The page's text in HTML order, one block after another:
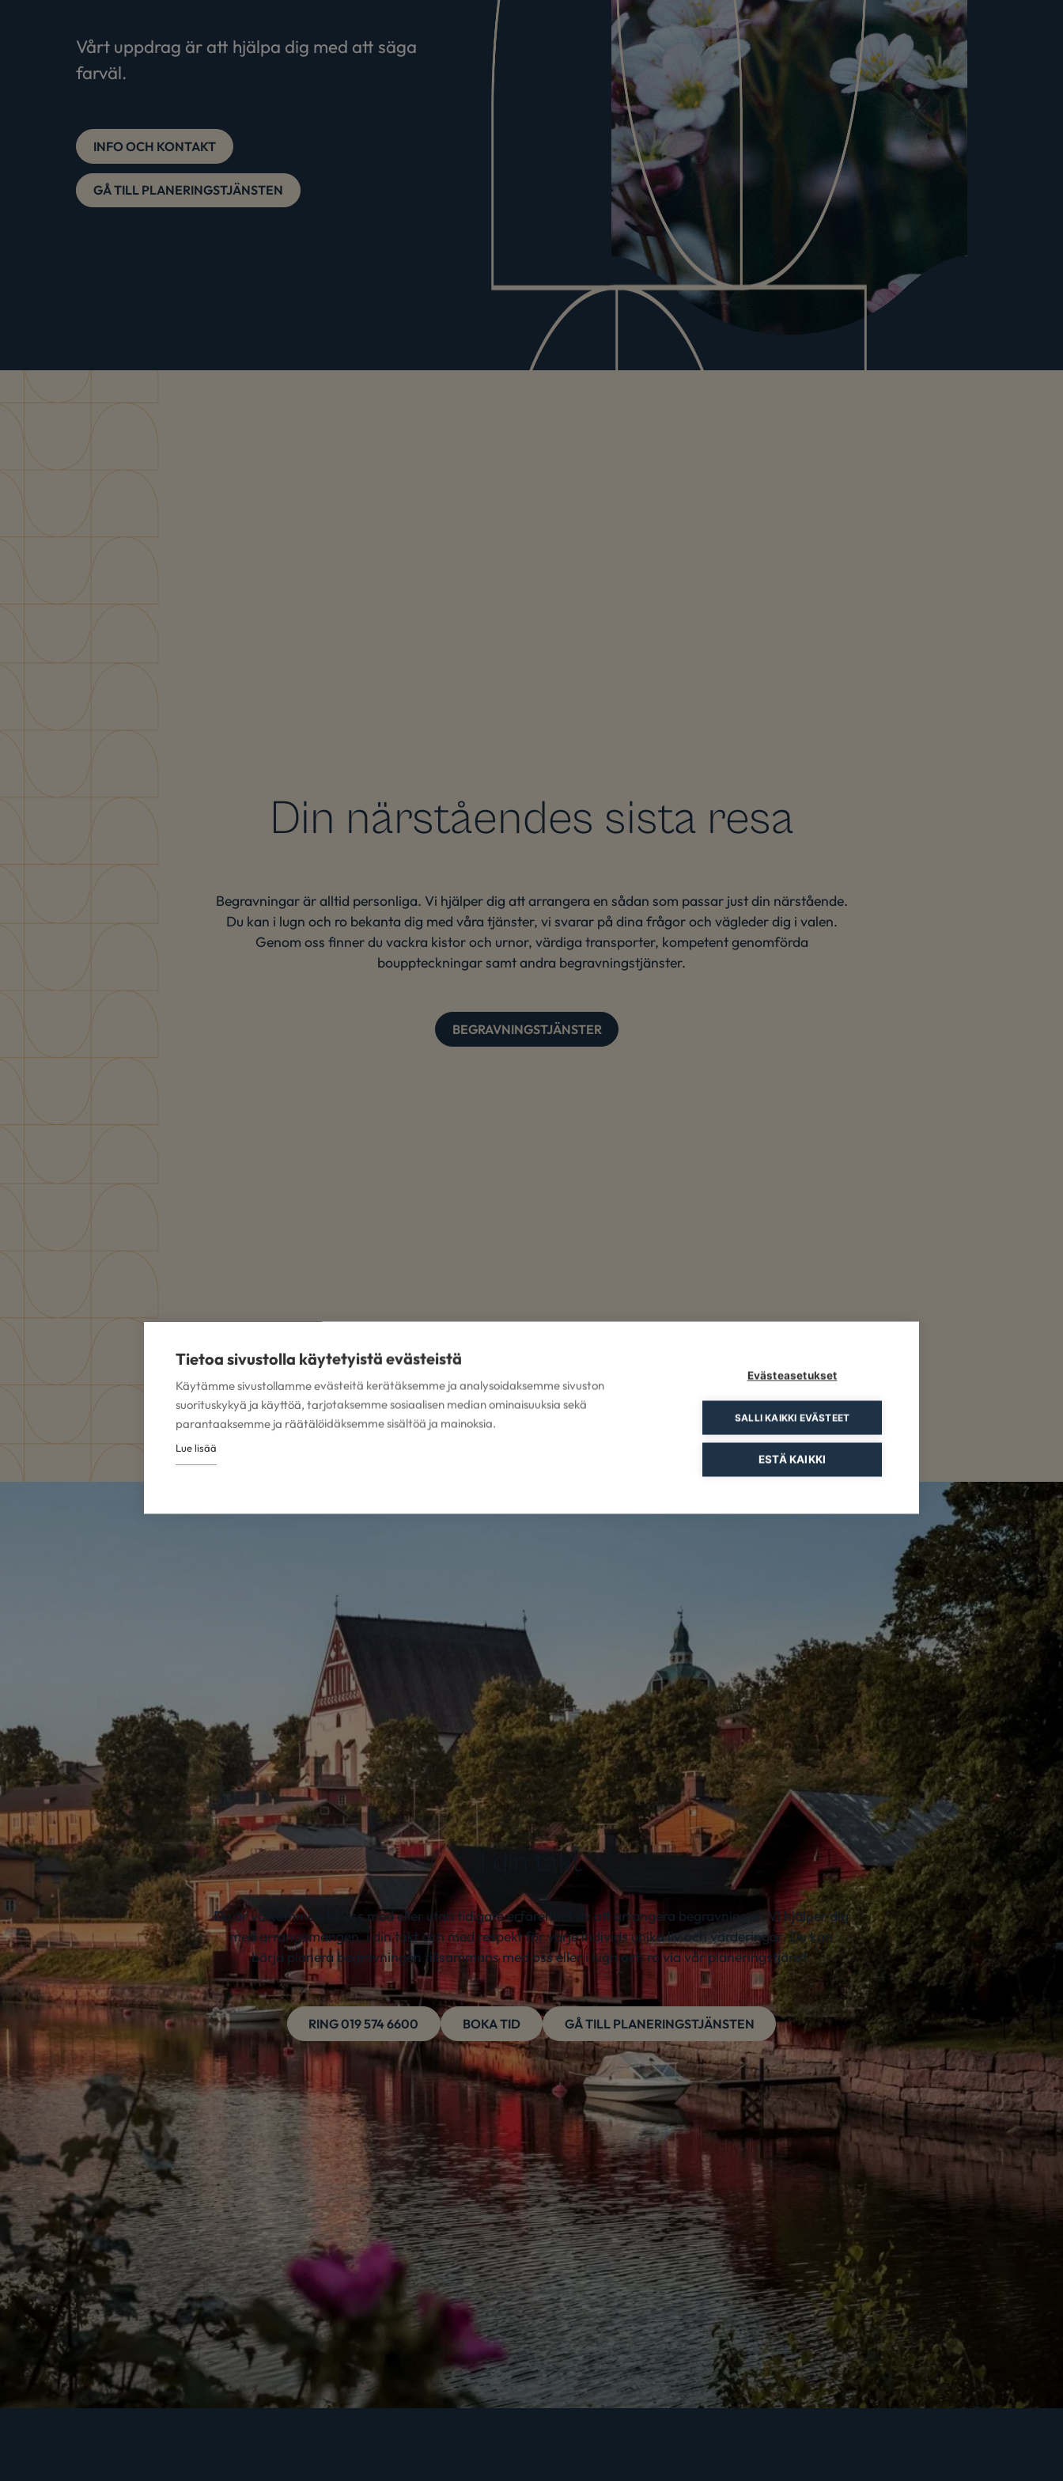
Vårt uppdrag är att hjälpa dig med att säga
farväl.
INFO OCH KONTAKT
GÅ TILL PLANERINGSTJÄNSTEN
Din närståendes sista resa
Begravningar är alltid personliga. Vi hjälper dig att arrangera en sådan som passar just din närstående.
Du kan i lugn och ro bekanta dig med våra tjänster, vi svarar på dina frågor och vägleder dig i valen.
Genom oss finner du vackra kistor och urnor, värdiga transporter, kompetent genomförda
bouppteckningar samt andra begravningstjänster.
BEGRAVNINGSTJÄNSTER
I din takt
Du är välkommen till oss med eller utan tidigare erfarenhet av att arrangera begravningar. Vi hjälper dig
med arrangemangen, i din takt och med respekt för varje individs unika liv och värderingar. Du kan
börja planera begravningen tillsammans med oss eller i lugn och ro via vår planeringstjänst.
RING 019 574 6600 BOKA TID GÅ TILL PLANERINGSTJÄNSTEN
Tietoa sivustolla käytetyistä evästeistä
Käytämme sivustollamme evästeitä kerätäksemme ja analysoidaksemme sivuston
suorituskykyä ja käyttöä, tarjotaksemme sosiaalisen median ominaisuuksia sekä
parantaaksemme ja räätälöidäksemme sisältöä ja mainoksia.
Lue lisää
Evästeasetukset
SALLI KAIKKI EVÄSTEET
ESTÄ KAIKKI